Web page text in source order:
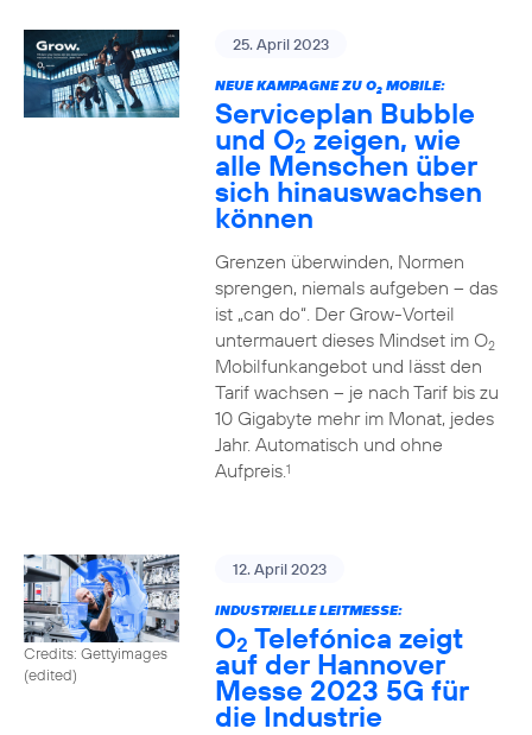
25. April 2023
NEUE KAMPAGNE ZU O2MOBILE:
Serviceplan Bubble
und O2 zeigen, wie
alle Menschen über
sich hinauswachsen
können
Grenzen überwinden, Normen
sprengen, niemals aufgeben – das
ist „can do“. Der Grow-Vorteil
untermauert dieses Mindset im O2
Mobilfunkangebot und lässt den
Tarif wachsen – je nach Tarif bis zu
10 Gigabyte mehr im Monat, jedes
Jahr. Automatisch und ohne
Aufpreis.1
Credits: Gettyimages
(edited)
12. April 2023
INDUSTRIELLE LEITMESSE:
O2 Telefónica zeigt
auf der Hannover
Messe 2023 5G für
die Industrie